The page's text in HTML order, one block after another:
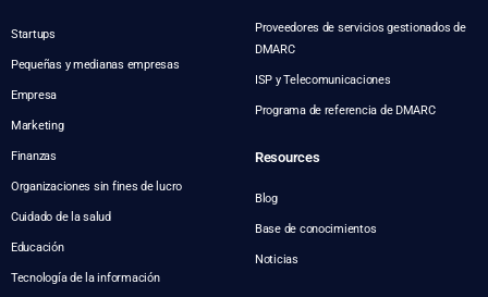
Startups
Pequeñas y medianas empresas
Empresa
Marketing
Finanzas
Organizaciones sin fines de lucro
Cuidado de la salud
Educación
Tecnología de la información
Proveedores de servicios gestionados de
DMARC
ISP y Telecomunicaciones
Programa de referencia de DMARC
Resources
Blog
Base de conocimientos
Noticias